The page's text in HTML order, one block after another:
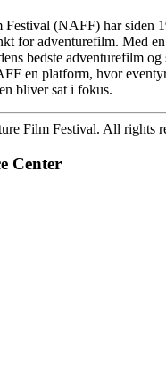
(NAFF) har siden
for adventurefilm. Med
bedste adventurefilm og
en platform, hvor
bliver sat i fokus.
Film Festival. All rights
Center